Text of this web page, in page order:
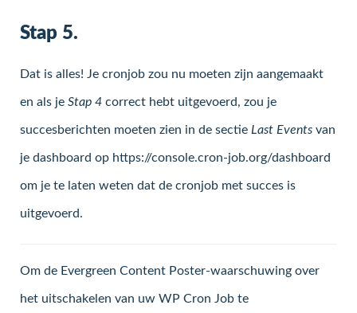
Stap 5.
Dat is alles! Je cronjob zou nu moeten zijn aangemaakt
en als je Stap 4 correct hebt uitgevoerd, zou je
succesberichten moeten zien in de sectie Last Events van
je dashboard op https://console.cron-job.org/dashboard
om je te laten weten dat de cronjob met succes is
uitgevoerd.
Om de Evergreen Content Poster-waarschuwing over
het uitschakelen van uw WP Cron Job te